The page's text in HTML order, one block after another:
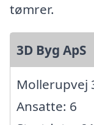
tømrer.
3D Byg ApS
Mollerupvej
Ansatte: 6